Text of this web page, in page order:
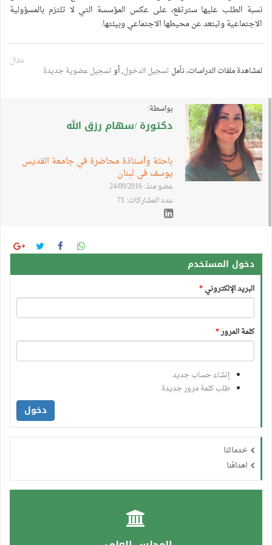
نسبة الطلب عليها سترتفع، على عكس المؤسسة التي لا تلتزم بالمسؤولية
الاجتماعية وتبتعد عن محيطها الاجتماعي وبيئتها.
مقال
لمشاهدة ملفات الدراسات، نأمل تسجيل الدخول, أوتسجيل عضوية جديدة
بواسطة:
دكتورة /سهام رزق الله
باحثة وأستاذة محاضرة في جامعة القديس
يوسف في لبنان
عضو منذ: 24/09/2016
عدد المشاركات: 71
دخول المستخدم
البريد الإلكتروني*
كلمة المرور*
إنشاء حساب جديد
طلب كلمة مرور جديدة
دخول
خدماتنا
اهدافنا